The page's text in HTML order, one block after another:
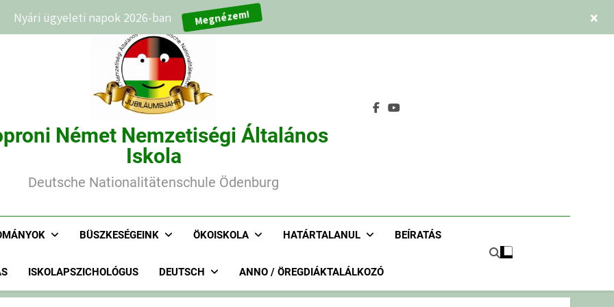
Német Nemzetiségi Általános
Iskola
Deutsche Nationalitätenschule Ödenburg
BÜSZKESÉGEINK ÖKOISKOLA HATÁRTALANUL BEÍRATÁS
ISKOLAPSZICHOLÓGUS DEUTSCH ANNO / ÖREGDIÁKTALÁLKOZÓ
Nyári ügyeleti napok 2026-ban Megnézem! ×